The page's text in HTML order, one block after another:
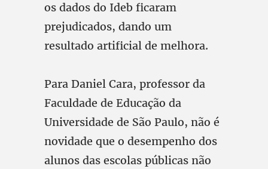
os dados do Ideb ficaram
prejudicados, dando um
resultado artificial de melhora.
Para Daniel Cara, professor da
Faculdade de Educação da
Universidade de São Paulo, não é
novidade que o desempenho dos
alunos das escolas públicas não